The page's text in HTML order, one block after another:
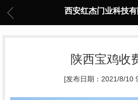
西安红杰门业科技有
陕西宝鸡收
[发布日期：2021/8/10